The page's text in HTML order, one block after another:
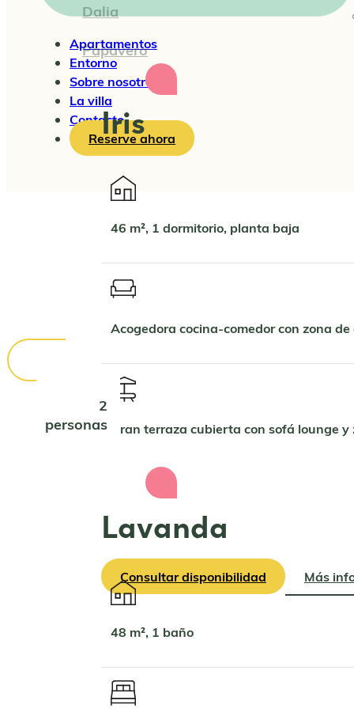
Dalia
Papavero
2
personas
Iris
46 m², 1 dormitorio, planta baja
Acogedora cocina-comedor con zona de
Gran terraza cubierta con sofá lounge
Consultar disponibilidad Más
Lavanda
48 m², 1 baño
Apartamentos
Entorno
Sobre nosotros
La villa
Contacto
Reserve ahora
Diario